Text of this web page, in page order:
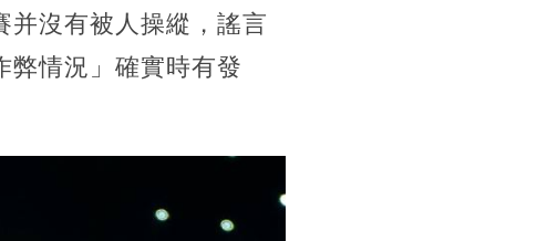
并沒有被人操縱，謠言
弊情況」確實時有發